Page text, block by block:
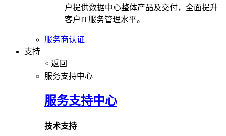
户提供数据中心整体产品及交付，全面提升
客户IT服务管理水平。
服务商认证
支持
< 返回
服务支持中心
服务支持中心
技术支持